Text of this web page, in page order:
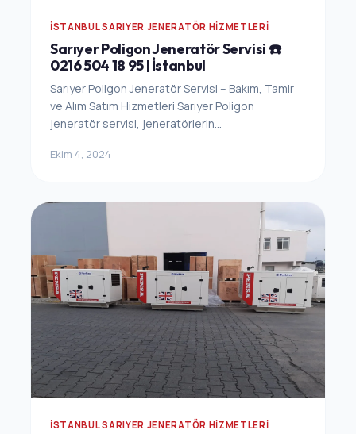
İSTANBUL SARIYER JENERATÖR HIZMETLERI
Sarıyer Poligon Jeneratör Servisi ☎️
0216 504 18 95 | İstanbul
Sarıyer Poligon Jeneratör Servisi – Bakım, Tamir
ve Alım Satım Hizmetleri Sarıyer Poligon
jeneratör servisi, jeneratörlerin...
Ekim 4, 2024
İSTANBUL SARIYER JENERATÖR HIZMETLERI